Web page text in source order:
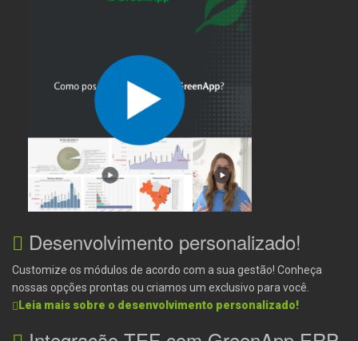
Desenvolvimento personalizado!
Customize os módulos de acordo com a sua gestão! Conheça
nossas opções prontas ou criamos um exclusivo para você.
Leia mais sobre o desenvolvimento personalizado!